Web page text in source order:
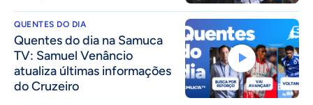
QUENTES DO DIA
Quentes do dia na Samuca
TV: Samuel Venâncio
atualiza últimas informações
do Cruzeiro